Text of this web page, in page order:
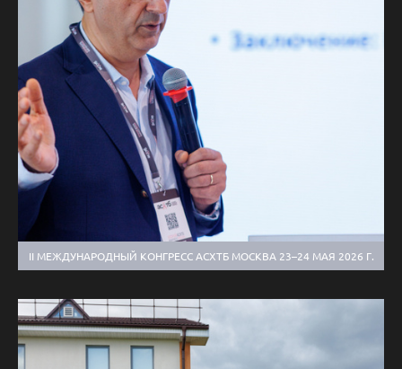
II МЕЖДУНАРОДНЫЙ КОНГРЕСС АСХТБ МОСКВА 23–24 МАЯ 2026 Г.